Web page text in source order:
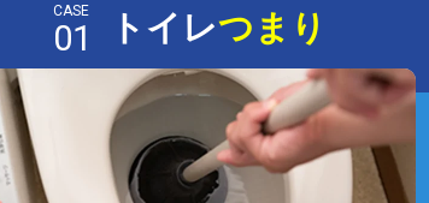
CASE
01 トイレつまり